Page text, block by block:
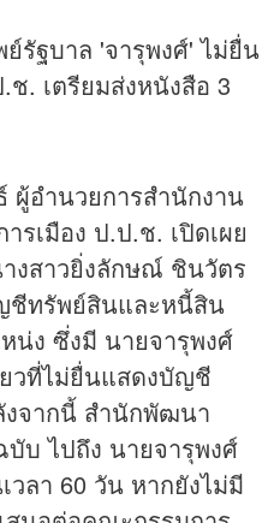
รัฐบาล 'จารุพงศ์' ไม่ยื่น
. เตรียมส่งหนังสือ 3
อำนวยการสำนักงาน
รเมือง ป.ป.ช. เปิดเผย
งสาวยิ่งลักษณ์ ชินวัตร
ชีทรัพย์สินและหนี้สิน
น่ง ซึ่งมี นายจารุพงศ์
วที่ไม่ยื่นแสดงบัญชี
จากนี้ สำนักพัฒนา
บ ไปถึง นายจารุพงศ์
วลา 60 วัน หากยังไม่มี